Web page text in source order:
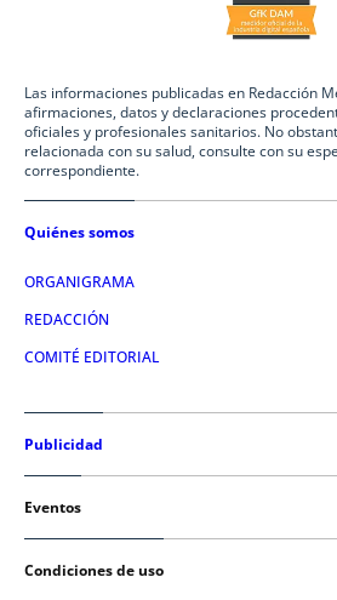
Las informaciones publicadas en Redacción
afirmaciones, datos y declaraciones
oficiales y profesionales sanitarios. No
relacionada con su salud, consulte con su
correspondiente.
Quiénes somos
ORGANIGRAMA
REDACCIÓN
COMITÉ EDITORIAL
Publicidad
Eventos
Condiciones de uso